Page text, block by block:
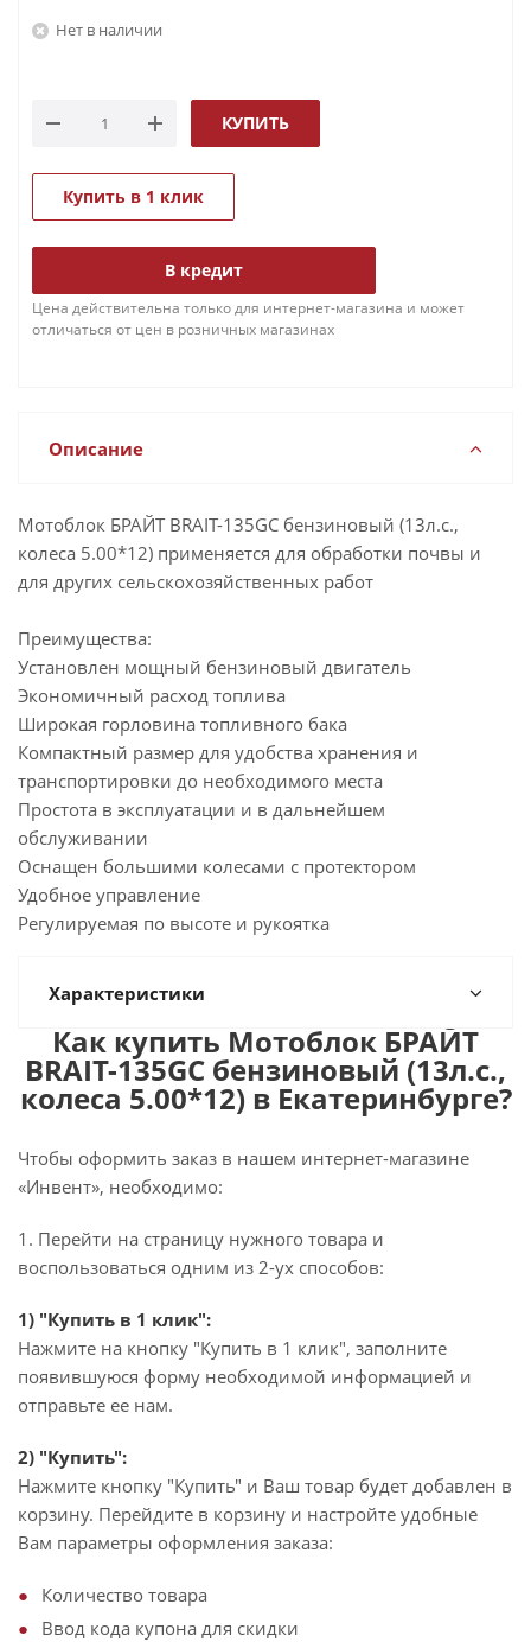
Нет в наличии
КУПИТЬ
Купить в 1 клик
В кредит
Цена действительна только для интернет-магазина и может
отличаться от цен в розничных магазинах
Описание
Мотоблок БРАЙТ BRAIT-135GC бензиновый (13л.с.,
колеса 5.00*12) применяется для обработки почвы и
для других сельскохозяйственных работ
Преимущества:
Установлен мощный бензиновый двигатель
Экономичный расход топлива
Широкая горловина топливного бака
Компактный размер для удобства хранения и
транспортировки до необходимого места
Простота в эксплуатации и в дальнейшем
обслуживании
Оснащен большими колесами с протектором
Удобное управление
Регулируемая по высоте и рукоятка
Характеристики
Как купить Мотоблок БРАЙТ
BRAIT-135GC бензиновый (13л.с.,
колеса 5.00*12) в Екатеринбурге?
Чтобы оформить заказ в нашем интернет-магазине
«Инвент», необходимо:
1. Перейти на страницу нужного товара и
воспользоваться одним из 2-ух способов:
1) "Купить в 1 клик":
Нажмите на кнопку "Купить в 1 клик", заполните
появившуюся форму необходимой информацией и
отправьте ее нам.
2) "Купить":
Нажмите кнопку "Купить" и Ваш товар будет добавлен в
корзину. Перейдите в корзину и настройте удобные
Вам параметры оформления заказа:
Количество товара
Ввод кода купона для скидки